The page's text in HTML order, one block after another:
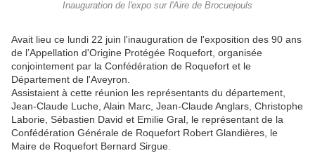
Inauguration de l'expo sur l'Aire de Brocuejouls
Avait lieu ce lundi 22 juin l'inauguration de l'exposition des 90 ans
de l’Appellation d'Origine Protégée Roquefort, organisée
conjointement par la Confédération de Roquefort et le
Département de l'Aveyron.
Assistaient à cette réunion les représentants du département,
Jean-Claude Luche, Alain Marc, Jean-Claude Anglars, Christophe
Laborie, Sébastien David et Emilie Gral, le représentant de la
Confédération Générale de Roquefort Robert Glandières, le
Maire de Roquefort Bernard Sirgue.